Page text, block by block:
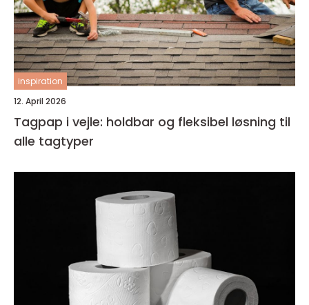
inspiration
12. April 2026
Tagpap i vejle: holdbar og fleksibel løsning til
alle tagtyper